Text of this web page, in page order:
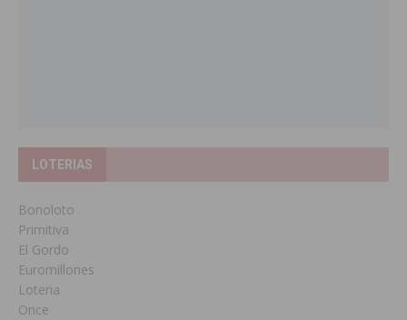
LOTERIAS
Bonoloto
Primitiva
El Gordo
Euromillones
Loteria
Once